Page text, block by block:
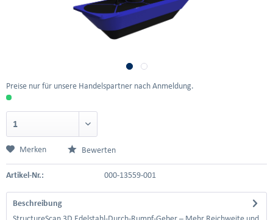
Preise nur für unsere Handelspartner nach Anmeldung.
Merken Bewerten
Artikel-Nr.: 000-13559-001
Beschreibung